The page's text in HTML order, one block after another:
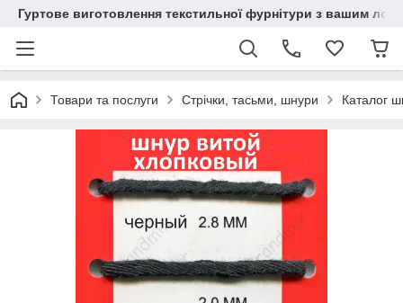
Гуртове виготовлення текстильної фурнітури з вашим
Товари та послуги Стрічки, тасьми, шнури Каталог